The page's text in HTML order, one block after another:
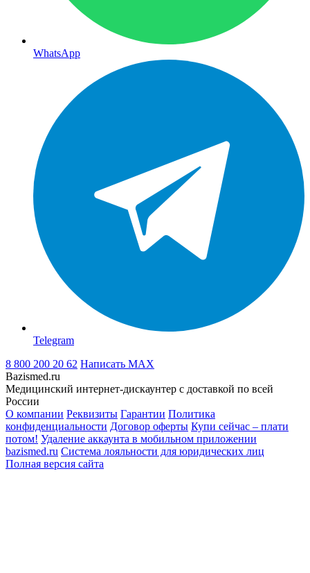
WhatsApp
Telegram
8 800 200 20 62 Написать MAX
Bazismed.ru
Медицинский интернет-дискаунтер с доставкой по всей
России
О компании Реквизиты Гарантии Политика
конфиденциальности Договор оферты Купи сейчас – плати
потом! Удаление аккаунта в мобильном приложении
bazismed.ru Система лояльности для юридических лиц
Полная версия сайта